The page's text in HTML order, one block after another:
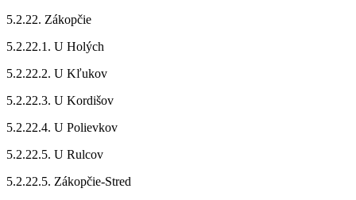
5.2.22. Zákopčie
5.2.22.1. U Holých
5.2.22.2. U Kľukov
5.2.22.3. U Kordišov
5.2.22.4. U Polievkov
5.2.22.5. U Rulcov
5.2.22.5. Zákopčie-Stred